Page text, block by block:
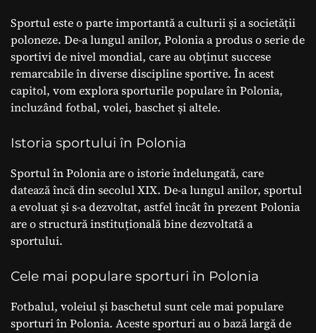
Sportul este o parte importantă a culturii și a societății
poloneze. De-a lungul anilor, Polonia a produs o serie de
sportivi de nivel mondial, care au obținut succese
remarcabile în diverse discipline sportive. În acest
capitol, vom explora sporturile populare în Polonia,
incluzând fotbal, volei, baschet și altele.
Istoria sportului în Polonia
Sportul în Polonia are o istorie îndelungată, care
datează încă din secolul XIX. De-a lungul anilor, sportul
a evoluat și s-a dezvoltat, astfel încât în prezent Polonia
are o structură instituțională bine dezvoltată a
sportului.
Cele mai populare sporturi în Polonia
Fotbalul, voleiul și baschetul sunt cele mai populare
sporturi în Polonia. Aceste sporturi au o bază largă de